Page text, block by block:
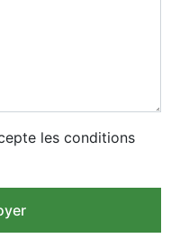
les conditions